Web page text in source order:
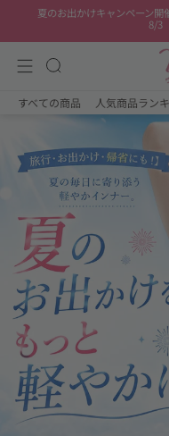
夏のお出かけキャンペーン
8/3
すべての商品 人気商品ラン